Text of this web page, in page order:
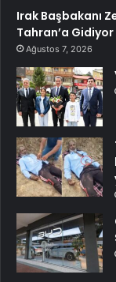
Irak Başbakanı
Tahran’a Gidiyor
Ağustos 7, 2026